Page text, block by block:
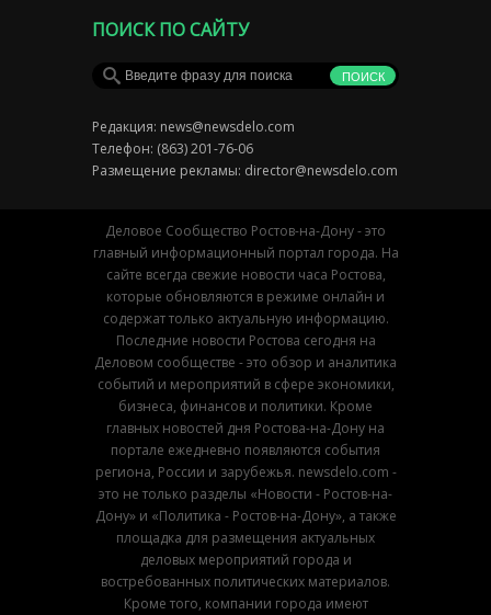
ПОИСК ПО САЙТУ
Редакция: news@newsdelo.com
Телефон: (863) 201-76-06
Размещение рекламы: director@newsdelo.com
Деловое Сообщество Ростов-на-Дону - это
главный информационный портал города. На
сайте всегда свежие новости часа Ростова,
которые обновляются в режиме онлайн и
содержат только актуальную информацию.
Последние новости Ростова сегодня на
Деловом сообществе - это обзор и аналитика
событий и мероприятий в сфере экономики,
бизнеса, финансов и политики. Кроме
главных новостей дня Ростова-на-Дону на
портале ежедневно появляются события
региона, России и зарубежья. newsdelo.com -
это не только разделы «Новости - Ростов-на-
Дону» и «Политика - Ростов-на-Дону», а также
площадка для размещения актуальных
деловых мероприятий города и
востребованных политических материалов.
Кроме того, компании города имеют